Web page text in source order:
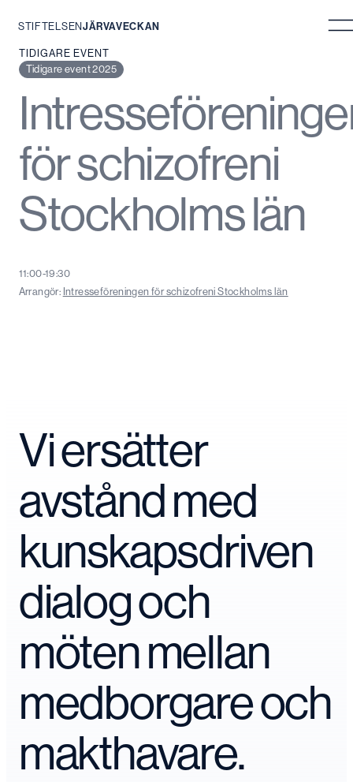
Hoppa
STIFTELSENJÄRVAVECKAN
TIDIGARE EVENT
Tidigare event 2025
för schizofreni
Stockholms län
11:00-19:30
Arrangör: Intresseföreningen för schizofreni Stockholms län
Vi ersätter
avstånd med
kunskapsdriven
dialog och
möten mellan
medborgare och
makthavare.